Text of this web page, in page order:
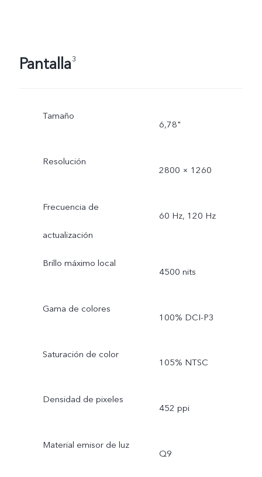
Pantalla3
Tamaño
6,78"
Resolución
2800 × 1260
Frecuencia de
actualización
60 Hz, 120 Hz
Brillo máximo local
4500 nits
Gama de colores
100% DCI-P3
Saturación de color
105% NTSC
Densidad de pixeles
452 ppi
Material emisor de luz
Q9